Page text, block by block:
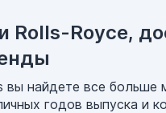
Rolls-Royce,
вы найдете все больше
годов выпуска и